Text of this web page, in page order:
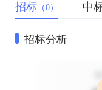
招标 （0） 中
招标分析